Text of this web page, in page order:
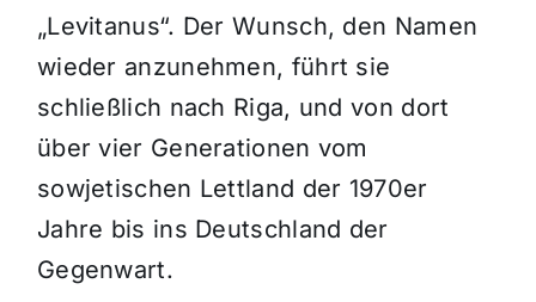
„Levitanus“. Der Wunsch, den Namen
wieder anzunehmen, führt sie
schließlich nach Riga, und von dort
über vier Generationen vom
sowjetischen Lettland der 1970er
Jahre bis ins Deutschland der
Gegenwart.